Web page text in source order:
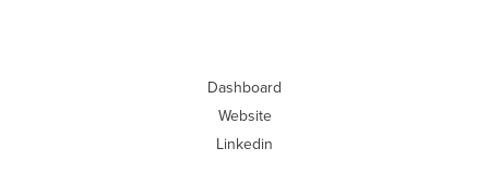
Dashboard
Website
Linkedin